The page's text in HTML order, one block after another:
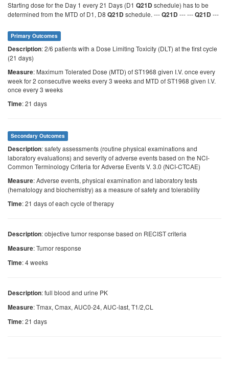
Starting dose for the Day 1 every 21 Days (D1 Q21D schedule) has to be
determined from the MTD of D1, D8 Q21D schedule. ---Q21D --- ---Q21D ---
Primary Outcomes
Description: 2/6 patients with a Dose Limiting Toxicity (DLT) at the first cycle
(21 days)
Measure: Maximum Tolerated Dose (MTD) of ST1968 given I.V. once every
week for 2 consecutive weeks every 3 weeks and MTD of ST1968 given I.V.
once every 3 weeks
Time: 21 days
Secondary Outcomes
Description: safety assessments (routine physical examinations and
laboratory evaluations) and severity of adverse events based on the NCI-
Common Terminology Criteria for Adverse Events V. 3.0 (NCI-CTCAE)
Measure: Adverse events, physical examination and laboratory tests
(hematology and biochemistry) as a measure of safety and tolerability
Time: 21 days of each cycle of therapy
Description: objective tumor response based on RECIST criteria
Measure: Tumor response
Time: 4 weeks
Description: full blood and urine PK
Measure: Tmax, Cmax, AUC0-24, AUC-last, T1/2,CL
Time: 21 days